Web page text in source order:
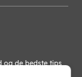
og de bedste tips